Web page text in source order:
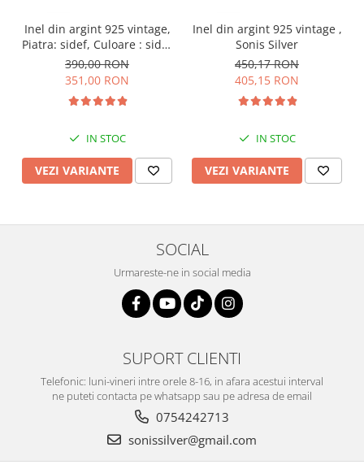
Inel din argint 925 vintage,
Piatra: sidef, Culoare : sidef
, Sonis Silver
390,00 RON
351,00 RON
IN STOC
VEZI VARIANTE
Inel din argint 925 vintage ,
Sonis Silver
450,17 RON
405,15 RON
IN STOC
VEZI VARIANTE
SOCIAL
Urmareste-ne in social media
SUPORT CLIENTI
Telefonic: luni-vineri intre orele 8-16, in afara acestui interval
ne puteti contacta pe whatsapp sau pe adresa de email
0754242713
sonissilver@gmail.com